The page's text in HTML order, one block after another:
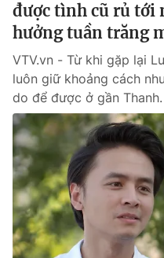
được tình cũ rủ tới
hưởng tuần trăng
VTV.vn - Từ khi gặp lại
luôn giữ khoảng cách
do để được ở gần Thanh.